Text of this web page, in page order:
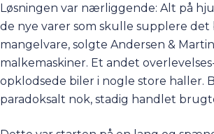
Løsningen var nærliggende: Alt på
de nye varer som skulle supplere
mangelvare, solgte Andersen &
malkemaskiner. Et andet
opklodsede biler i nogle store haller.
paradoksalt nok, stadig handlet